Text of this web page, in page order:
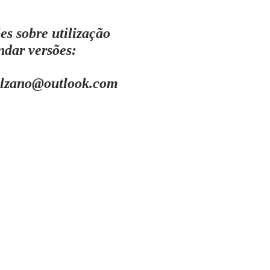
sobre utilização
versões: